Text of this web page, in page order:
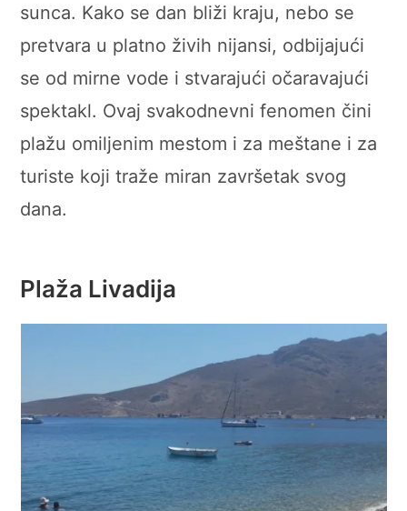
sunca. Kako se dan bliži kraju, nebo se
pretvara u platno živih nijansi, odbijajući
se od mirne vode i stvarajući očaravajući
spektakl. Ovaj svakodnevni fenomen čini
plažu omiljenim mestom i za meštane i za
turiste koji traže miran završetak svog
dana.
Plaža Livadija